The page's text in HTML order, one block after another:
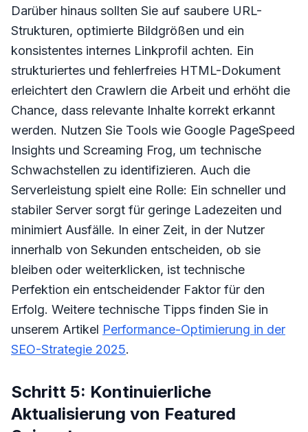
Darüber hinaus sollten Sie auf saubere URL-
Strukturen, optimierte Bildgrößen und ein
konsistentes internes Linkprofil achten. Ein
strukturiertes und fehlerfreies HTML-Dokument
erleichtert den Crawlern die Arbeit und erhöht die
Chance, dass relevante Inhalte korrekt erkannt
werden. Nutzen Sie Tools wie Google PageSpeed
Insights und Screaming Frog, um technische
Schwachstellen zu identifizieren. Auch die
Serverleistung spielt eine Rolle: Ein schneller und
stabiler Server sorgt für geringe Ladezeiten und
minimiert Ausfälle. In einer Zeit, in der Nutzer
innerhalb von Sekunden entscheiden, ob sie
bleiben oder weiterklicken, ist technische
Perfektion ein entscheidender Faktor für den
Erfolg. Weitere technische Tipps finden Sie in
unserem Artikel Performance-Optimierung in der
SEO-Strategie 2025.
Schritt 5: Kontinuierliche
Aktualisierung von Featured